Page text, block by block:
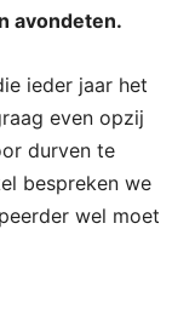
avondeten.
ieder jaar het
even opzij
durven te
bespreken we
wel moet